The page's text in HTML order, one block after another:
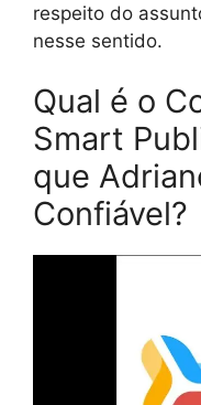
respeito do
nesse sentido.
Qual é o
Smart
que
Confiável?